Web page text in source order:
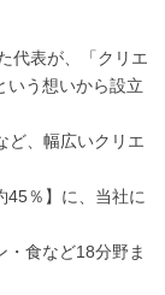
代表が、「クリエ
いう想いから設立
ど、幅広いクリエ
45％】に、当社に
・食など18分野ま